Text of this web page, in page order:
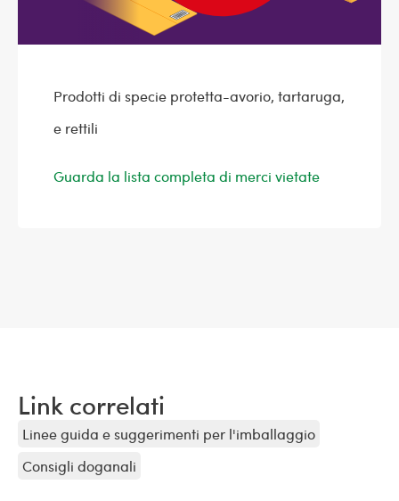
Prodotti di specie protetta-avorio, tartaruga,
e rettili
Guarda la lista completa di merci vietate
Link correlati
Linee guida e suggerimenti per l'imballaggio
Consigli doganali